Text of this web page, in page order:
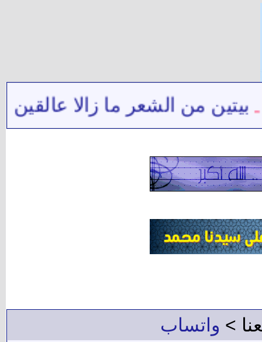
الشعر ما زالا عالقين في
> واتساب